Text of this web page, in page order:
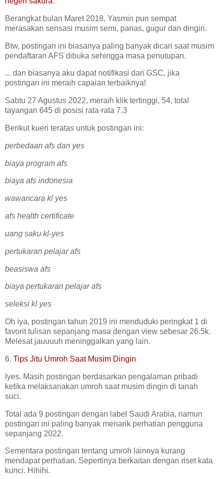
Berangkat bulan Maret 2018, Yasmin pun sempat
merasakan sensasi musim semi, panas, gugur dan dingin.
Btw, postingan ini biasanya paling banyak dicari saat musim
pendaftaran AFS dibuka sehingga masa penutupan.
... dan biasanya aku dapat notifikasi dari GSC, jika
postingan ini meraih capaian terbaiknya!
Sabtu 27 Agustus 2022, meraih klik tertinggi, 54, total
tayangan 645 di posisi rata-rata 7.3
Berikut kueri teratas untuk postingan ini:
perbedaan afs dan yes
biaya program afs
biaya afs indonesia
wawancara kl yes
afs health certificate
uang saku kl-yes
pertukaran pelajar afs
beasiswa afs
biaya pertukaran pelajar afs
seleksi kl yes
Oh iya, postingan tahun 2019 ini menduduki peringkat 1 di
favorit tulisan sepanjang masa dengan view sebesar 26.5k.
Melesat jauuuuh meninggalkan yang lain.
6. Tips Jitu Umroh Saat Musim Dingin
Iyes. Masih postingan berdasarkan pengalaman pribadi
ketika melaksanakan umroh saat musim dingin di tanah
suci.
Total ada 9 postingan dengan label Saudi Arabia, namun
postingan ini paling banyak menarik perhatian pengguna
sepanjang 2022.
Sementara postingan tentang umroh lainnya kurang
mendapat perhatian. Sepertinya berkaitan dengan riset kata
kunci. Hihihi.